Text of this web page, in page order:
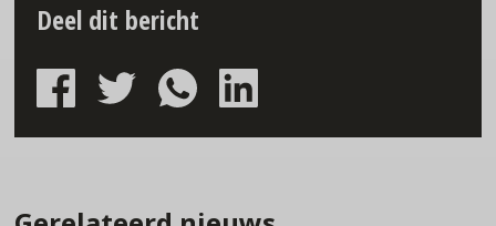
Deel dit bericht